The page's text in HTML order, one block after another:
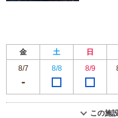
金 土 日
8/7
8/8 8/9
この施